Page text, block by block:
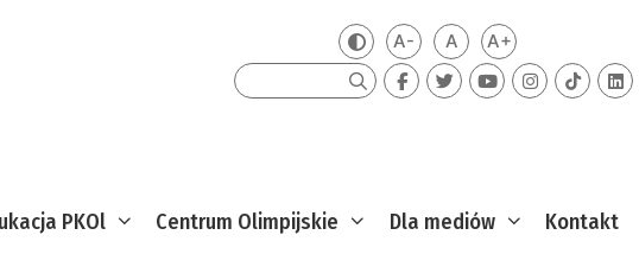
Zmień kontrast
A-Mniejsza czcionka
ADomyślna czcionka
A+Większa
Szukaj
PKOl Centrum Olimpijskie Dla mediów Kontakt